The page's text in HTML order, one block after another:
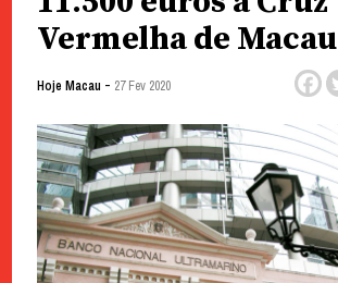
Vermelha de Macau
Hoje Macau - 27 Fev 2020